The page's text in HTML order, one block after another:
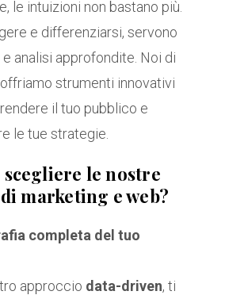
le intuizioni non bastano più.
e differenziarsi, servono
analisi approfondite. Noi di
strumenti innovativi
il tuo pubblico e
le tue strategie.
scegliere le nostre
marketing e web?
completa del tuo
approccio data-driven, ti